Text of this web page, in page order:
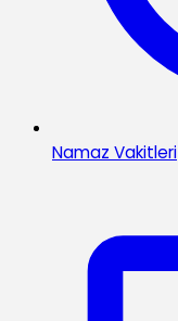
Namaz Vakitleri